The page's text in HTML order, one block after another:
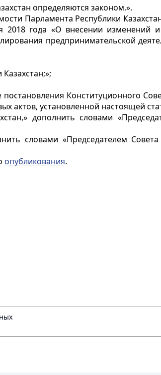
определяются законом.».
Парламента Республики
года «О внесении изменений
предпринимательской
Конституционного
актов, установленной настоящей
дополнить словами
словами «Председателем Совета
опубликования.